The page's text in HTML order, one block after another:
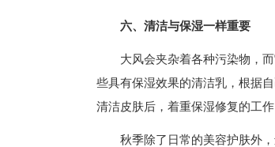
六、清洁与保湿一样重要
大风会夹杂着各种污染物，
些具有保湿效果的清洁乳，根据
清洁皮肤后，着重保湿修复的工
秋季除了日常的美容护肤外